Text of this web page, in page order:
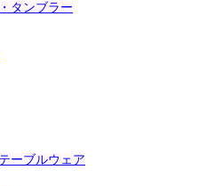
タンブラー
ーブルウェア